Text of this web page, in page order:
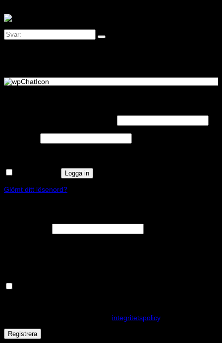
Logga in
Glömt ditt lösenord?
integritetspolicy.
Registrera